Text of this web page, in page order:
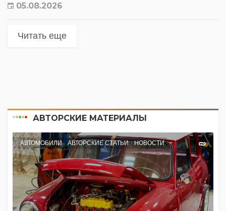
05.08.2026
Читать еще
АВТОРСКИЕ МАТЕРИАЛЫ
АВТОМОБИЛИ АВТОРСКИЕ СТАТЬИ НОВОСТИ